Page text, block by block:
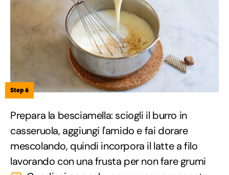
Step 6
Prepara la besciamella: sciogli il burro in
casseruola, aggiungi l'amido e fai dorare
mescolando, quindi incorpora il latte a filo
lavorando con una frusta per non fare grumi